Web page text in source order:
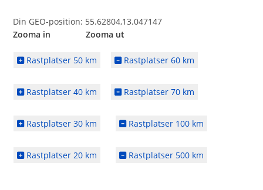
Din GEO-position: 55.62804,13.047147
Zooma in Zooma ut
Rastplatser 50 km Rastplatser 60 km
Rastplatser 40 km Rastplatser 70 km
Rastplatser 30 km Rastplatser 100 km
Rastplatser 20 km Rastplatser 500 km